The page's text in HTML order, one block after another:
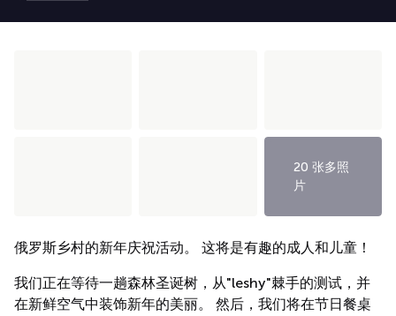
20 张多照
片
俄罗斯乡村的新年庆祝活动。 这将是有趣的成人和儿童！
我们正在等待一趟森林圣诞树，从"leshy"棘手的测试，并
在新鲜空气中装饰新年的美丽。 然后，我们将在节日餐桌